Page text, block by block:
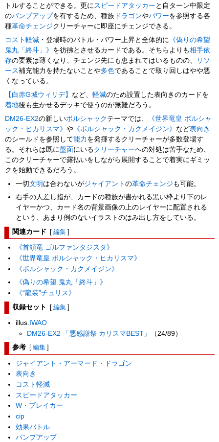
トルすることができる。更にスピードアタッカー と自ターン中限定
のパンプアップを有するため、種族 ドラゴンやパワーを参照する各
種革命チェンジクリーチャーに即座にチェンジできる。
コスト軽減 ・登場時のバトル・パワー上昇と全体的に 《偽りの希望
鬼丸「終斗」》 を彷彿とさせるカードである。そちらよりも相手依
存の要素は薄くなり、チェンジ先にも恵まれてはいるものの、
リソ
ース補充能力を持たないことや多色であることで取り回しはやや悪
くなっている。
【白赤G城ウィリデ】 など、軽減のため設置した表向きのカードを
着地後も生かせるデッキで使うのが無難だろう。
DM26-EX2の新しいボルシャック テーマでは、
《世界竜皇 ボルシャ
ック・ヒカリスマ》や 《ボルシャック・カクメイジン》 など表向き
のシールドを参照して能力 を発揮するクリーチャーが多数登場す
る。それらは既に盤面にいるクリーチャーへの対処は苦手なため、
このクリーチャーで露払いをしながら展開することで着実にギミッ
クを始動できるだろう。
一切文明 は合わないがジャイアントの革命チェンジ も可能。
右手の人差し指が、カードの種族が書かれる黒い枠より下のレ
イヤーかつ、カード名の背景画像の上のレイヤーに配置される
という、あまり例のないイラストのはみ出し方をしている。
関連カード [ 編集 ]
《首領竜 ゴルファンタジスタ》
《世界竜皇 ボルシャック・ヒカリスマ》
《ボルシャック・カクメイジン》
《偽りの希望 鬼丸「終斗」》
《“龍装”チュリス》
収録セット [ 編集 ]
illus. IWAO
DM26-EX2 「悪感謝祭 カリスマBEST」
（24/89）
参考 [ 編集 ]
ジャイアント・アーマード・ドラゴン
表向き
コスト軽減
スピードアタッカー
W・ブレイカー
cip
効果バトル
パンプアップ